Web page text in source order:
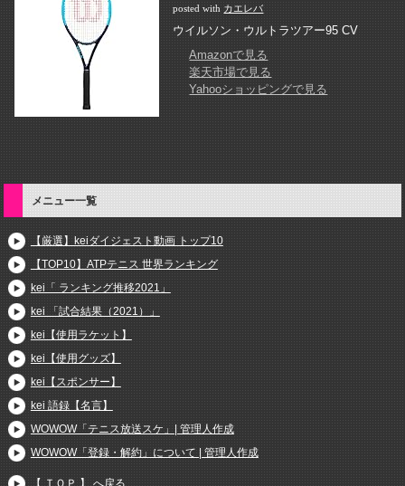
posted with カエレバ
ウイルソン・ウルトラツアー95 CV
Amazonで見る
楽天市場で見る
Yahooショッピングで見る
メニュー一覧
【厳選】keiダイジェスト動画 トップ10
【TOP10】ATPテニス 世界ランキング
kei「 ランキング推移2021」
kei 「試合結果（2021）」
kei【使用ラケット】
kei【使用グッズ】
kei【スポンサー】
kei 語録【名言】
WOWOW「テニス放送スケ」| 管理人作成
WOWOW「登録・解約」について | 管理人作成